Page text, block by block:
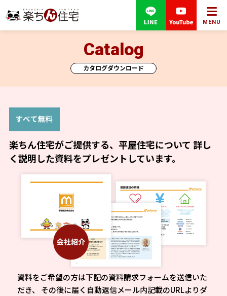
MENU
カタログダウンロード
Catalog
楽ちん住宅がご提供する、平屋住宅について 詳し
く説明した資料をプレゼントしています。
資料をご希望の方は下記の資料請求フォームを送信いた
だき、
その後に届く自動返信メール内記載のURLよりダ